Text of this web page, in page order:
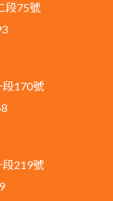
段75號
段170號
段219號